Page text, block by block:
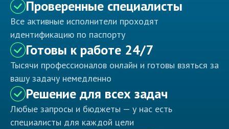
Проверенные специалисты
Все активные исполнители проходят
идентификацию по паспорту
Готовы к работе 24/7
Тысячи профессионалов онлайн и готовы взяться за
вашу задачу немедленно
Решение для всех задач
Любые запросы и бюджеты — у нас есть
специалисты для каждой цели